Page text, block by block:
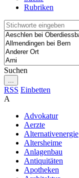
Rubriken
Suchen
RSS Einbetten
A
Advokatur
Aerzte
Alternativenergie
Altersheime
Anlagenbau
Antiquitäten
Apotheken